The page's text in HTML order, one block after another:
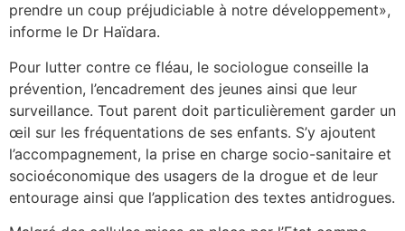
prendre un coup préjudiciable à notre développement»,
informe le Dr Haïdara.
Pour lutter contre ce fléau, le sociologue conseille la
prévention, l’encadrement des jeunes ainsi que leur
surveillance. Tout parent doit particulièrement garder un
œil sur les fréquentations de ses enfants. S’y ajoutent
l’accompagnement, la prise en charge socio-sanitaire et
socioéconomique des usagers de la drogue et de leur
entourage ainsi que l’application des textes antidrogues.